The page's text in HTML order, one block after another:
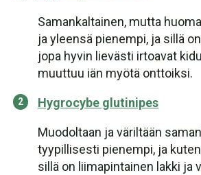
Samankaltainen, mutta
ja yleensä pienempi, ja sillä
jopa hyvin lievästi irtoavat
muuttuu iän myötä onttoiksi.
Hygrocybe glutinipes
Muodoltaan ja väriltään
tyypillisesti pienempi, ja
sillä on liimapintainen lakki ja